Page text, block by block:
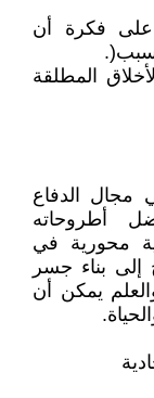
على فكرة أن
المطلقة
مجال الدفاع
أطروحاته
محورية في
إلى بناء جسر
يمكن أن